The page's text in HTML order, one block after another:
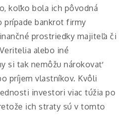
koľko bola ich pôvodná
prípade bankrot firmy
prostriedky majiteľa či
alebo iné
si tak nemôžu nárokovať
príjem vlastníkov. Kvôli
investori viac túžia po
ich straty sú v tomto